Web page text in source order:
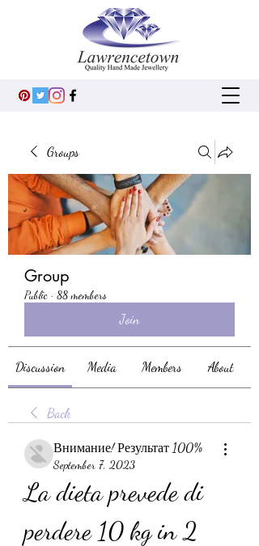
Groups
Group
Public · 88 members
Join
Discussion Media Members About
Back
Внимание! Результат 100%
September 7, 2023
La dieta prevede di
perdere 10 kg in 2